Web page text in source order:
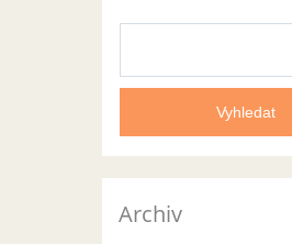
Archiv